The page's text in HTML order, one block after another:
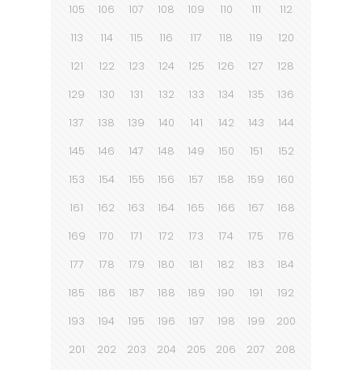
105
106 107 108 109 110 111
112
113
114 115 116 117 118 119
120
121
122 123 124 125 126 127
128
129
130 131 132 133 134 135
136
137
138 139 140 141 142 143
144
145
146 147 148 149 150 151
152
153
154 155 156 157 158 159
160
161
162 163 164 165 166 167
168
169
170 171 172 173 174 175
176
177
178 179 180 181 182 183
184
185
186 187 188 189 190 191
192
193
194 195 196 197 198 199
200
201
202 203 204 205 206 207
208